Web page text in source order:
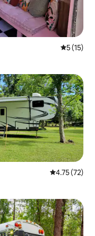
平均评分
5 (15)
平均评分
4.75 (72)